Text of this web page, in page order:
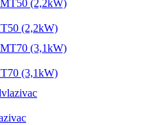
(2,2kW)
(3,1kW)